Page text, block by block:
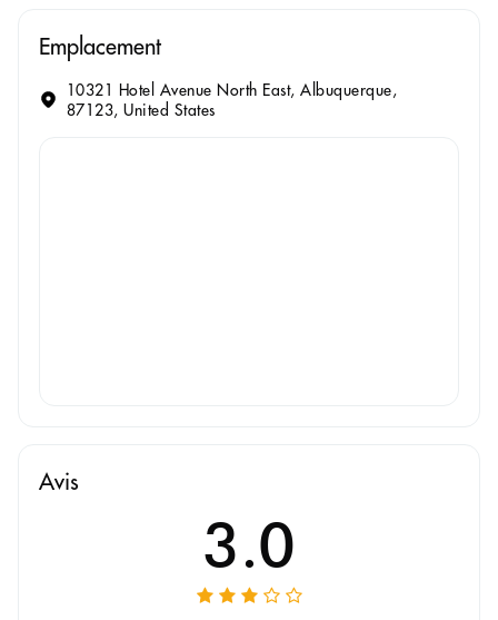
Emplacement
10321 Hotel Avenue North East, Albuquerque,
87123, United States
Avis
3.0